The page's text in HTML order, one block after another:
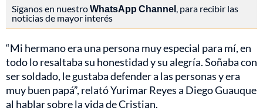
Síganos en nuestroWhatsApp Channel , para recibir las
noticias de mayor interés
“Mi hermano era una persona muy especial para mí, en
todo lo resaltaba su honestidad y su alegría. Soñaba con
ser soldado, le gustaba defender a las personas y era
muy buen papá”, relató Yurimar Reyes a Diego Guauque
al hablar sobre la vida de Cristian.